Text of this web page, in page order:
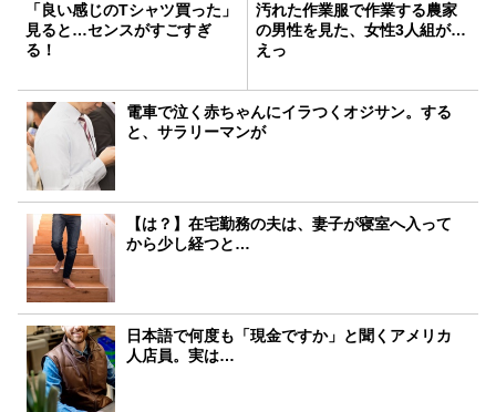
「良い感じのTシャツ買った」
見ると…センスがすごすぎ
る！
汚れた作業服で作業する農家
の男性を見た、女性3人組が…
えっ
電車で泣く赤ちゃんにイラつくオジサン。する
と、サラリーマンが
【は？】在宅勤務の夫は、妻子が寝室へ入って
から少し経つと…
日本語で何度も「現金ですか」と聞くアメリカ
人店員。実は…